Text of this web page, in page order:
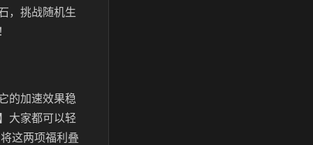
，挑战随机生
的加速效果稳
大家都可以轻
这两项福利叠